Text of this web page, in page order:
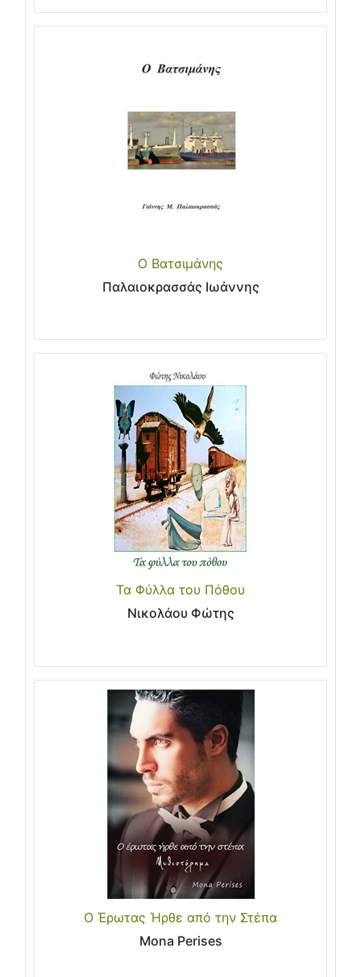
Ο Βατσιμάνης
Παλαιοκρασσάς Ιωάννης
Τα Φύλλα του Πόθου
Νικολάου Φώτης
Ο Έρωτας Ήρθε από την Στέπα
Mona Perises